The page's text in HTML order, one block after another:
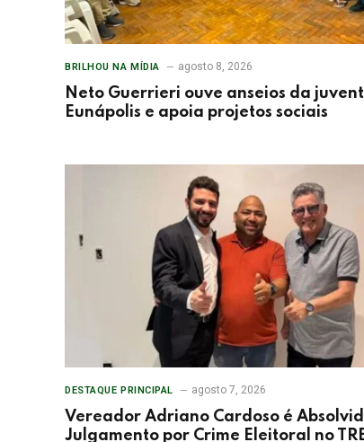
BRILHOU NA MÍDIA agosto 8, 2026
Neto Guerrieri ouve anseios da
Eunápolis e apoia projetos sociais
DESTAQUE PRINCIPAL agosto 7, 2026
Vereador Adriano Cardoso é
Julgamento por Crime Eleitoral no